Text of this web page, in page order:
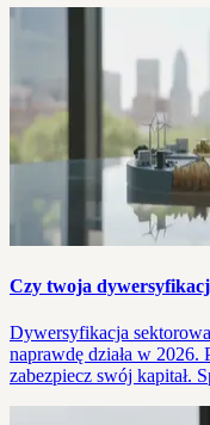
Czy twoja
Dywersyfikacja
naprawdę działa w 2026.
zabezpiecz swój kapitał.